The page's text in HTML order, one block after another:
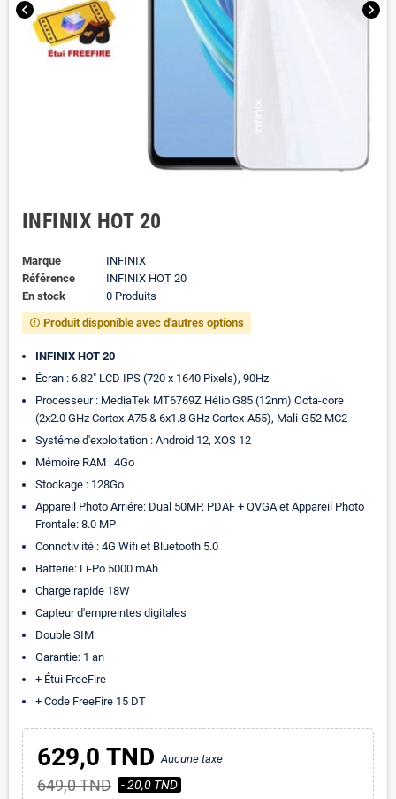
chevron_left chevron_right
INFINIX HOT 20
Marque
INFINIX
Référence
INFINIX HOT 20
En stock
0 Produits
error_outline Produit disponible avec d'autres options
INFINIX HOT 20
Écran : 6.82" LCD IPS (720 x 1640 Pixels), 90Hz
Processeur : MediaTek MT6769Z Hélio G85 (12nm) Octa-core
(2x2.0 GHz Cortex-A75 & 6x1.8 GHz Cortex-A55), Mali-G52 MC2
Systéme d'exploitation : Android 12, XOS 12
Mémoire RAM : 4Go
Stockage : 128Go
Appareil Photo Arriére: Dual 50MP, PDAF + QVGA et Appareil Photo
Frontale: 8.0 MP
Connctiv ité : 4G Wifi et Bluetooth 5.0
Batterie: Li-Po 5000 mAh
Charge rapide 18W
Capteur d'empreintes digitales
Double SIM
Garantie: 1 an
+ Étui FreeFire
+ Code FreeFire 15 DT
629,0 TNDAucune taxe
649,0 TND - 20,0 TND